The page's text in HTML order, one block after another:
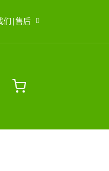
们|售后